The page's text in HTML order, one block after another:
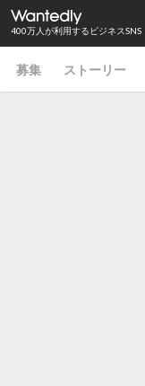
400万人が利用するビジネスSNS
募集 ストーリー